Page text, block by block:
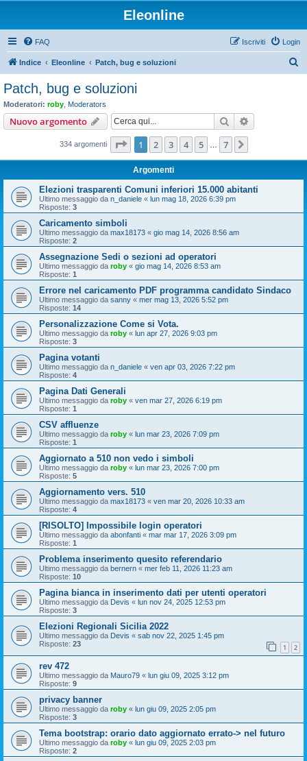
Eleonline
FAQ Login
Iscriviti
Indice Eleonline Patch, bug e soluzioni
Patch, bug e soluzioni
Moderatori: roby Moderators
Nuovo argomento Cerca
334 argomenti Pagina di
1 2 3 4 5 7
Argomenti
Elezioni trasparenti Comuni inferiori 15.000 abitanti
Ultimo messaggio da n_daniele « lun mag 18, 2026 6:39 pm
Risposte: 3
Caricamento simboli
Ultimo messaggio da max18173 « gio mag 14, 2026 8:56 am
Risposte: 2
Assegnazione Sedi o sezioni ad operatori
Ultimo messaggio da roby « gio mag 14, 2026 8:53 am
Risposte: 1
Errore nel caricamento PDF programma candidato Sindaco
Ultimo messaggio da sanny « mer mag 13, 2026 5:52 pm
Risposte: 14
Personalizzazione Come si Vota.
Ultimo messaggio da roby « lun apr 27, 2026 9:03 pm
Risposte: 3
Pagina votanti
Ultimo messaggio da n_daniele « ven apr 03, 2026 7:22 pm
Risposte: 4
Pagina Dati Generali
Ultimo messaggio da roby « ven mar 27, 2026 6:19 pm
Risposte: 1
CSV affluenze
Ultimo messaggio da roby « lun mar 23, 2026 7:09 pm
Risposte: 1
Aggiornato a 510 non vedo i simboli
Ultimo messaggio da roby « lun mar 23, 2026 7:00 pm
Risposte: 5
Aggiornamento vers. 510
Ultimo messaggio da max18173 « ven mar 20, 2026 10:33 am
Risposte: 4
[RISOLTO] Impossibile login operatori
Ultimo messaggio da abonfanti « mar mar 17, 2026 3:09 pm
Risposte: 1
Problema inserimento quesito referendario
Ultimo messaggio da bernern « mer feb 11, 2026 11:23 am
Risposte: 10
Pagina bianca in inserimento dati per utenti operatori
Ultimo messaggio da Devis « lun nov 24, 2025 12:53 pm
Risposte: 3
Elezioni Regionali Sicilia 2022
Ultimo messaggio da Devis « sab nov 22, 2025 1:45 pm
Risposte: 23 1 2
rev 472
Ultimo messaggio da Mauro79 « lun giu 09, 2025 3:12 pm
Risposte: 9
privacy banner
Ultimo messaggio da roby « lun giu 09, 2025 2:05 pm
Risposte: 3
Tema bootstrap: orario dato aggiornato errato-> nel futuro
Ultimo messaggio da roby « lun giu 09, 2025 2:03 pm
Risposte: 2